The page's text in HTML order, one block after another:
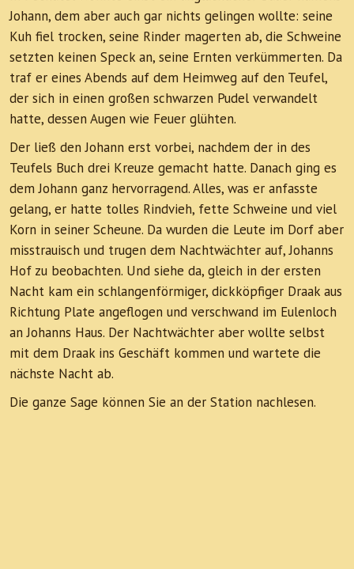
Johann, dem aber auch gar nichts gelingen wollte: seine
Kuh fiel trocken, seine Rinder magerten ab, die Schweine
setzten keinen Speck an, seine Ernten verkümmerten. Da
traf er eines Abends auf dem Heimweg auf den Teufel,
der sich in einen großen schwarzen Pudel verwandelt
hatte, dessen Augen wie Feuer glühten.
Der ließ den Johann erst vorbei, nachdem der in des
Teufels Buch drei Kreuze gemacht hatte. Danach ging es
dem Johann ganz hervorragend. Alles, was er anfasste
gelang, er hatte tolles Rindvieh, fette Schweine und viel
Korn in seiner Scheune. Da wurden die Leute im Dorf aber
misstrauisch und trugen dem Nachtwächter auf, Johanns
Hof zu beobachten. Und siehe da, gleich in der ersten
Nacht kam ein schlangenförmiger, dickköpfiger Draak aus
Richtung Plate angeflogen und verschwand im Eulenloch
an Johanns Haus. Der Nachtwächter aber wollte selbst
mit dem Draak ins Geschäft kommen und wartete die
nächste Nacht ab.
Die ganze Sage können Sie an der Station nachlesen.